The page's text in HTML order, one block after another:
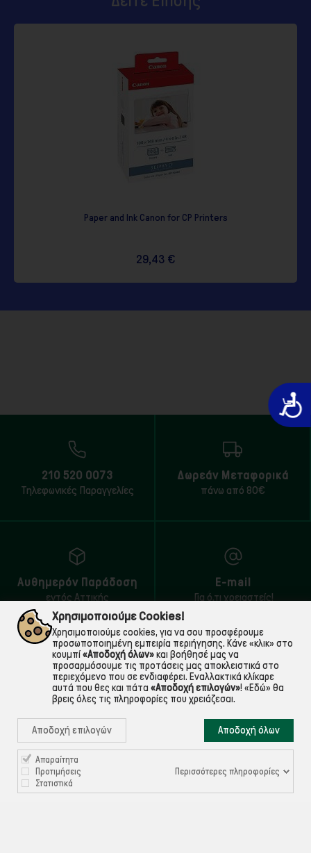
and Ink Canon for CP Printers
210 520 0073
Τηλεφωνικές Παραγγελίες
Δωρεάν Μεταφορικά
πάνω από 80€
Αυθημερόν Παράδοση
εντός Αττικής
E-mail
Για ό,τι χρειαστείς!
ΠΛΗΡΟΦΟΡΙΕΣ 
ΧΡΉΣΙΜΑ 
Χρησιμοποιούμε Cookies!
Χρησιμοποιούμε cookies, για να σου προσφέρουμε
προσωποποιημένη εμπειρία περιήγησης. Κάνε «κλικ» στο
κουμπί«Αποδοχή όλων»και βοήθησέ μας να
προσαρμόσουμε τις προτάσεις μας αποκλειστικά στο
περιεχόμενο που σε ενδιαφέρει. Εναλλακτικά κλίκαρε
αυτά που θες και πάτα «Αποδοχή επιλογών»! «Εδώ» θα
βρεις όλες τις πληροφορίες που χρειάζεσαι.
Αποδοχή επιλογών Αποδοχή όλων
Απαραίτητα
Προτιμήσεις
Στατιστικά
Περισσότερες πληροφορίες